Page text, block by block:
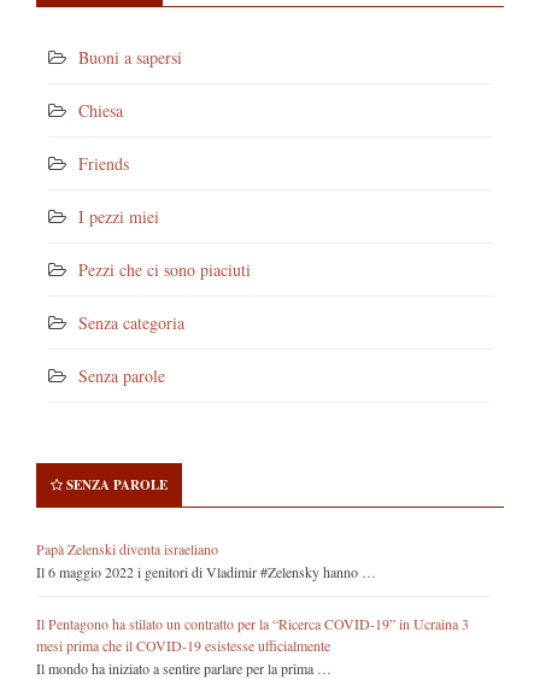
Buoni a sapersi
Chiesa
Friends
I pezzi miei
Pezzi che ci sono piaciuti
Senza categoria
Senza parole
SENZA PAROLE
Papà Zelenski diventa israeliano
Il 6 maggio 2022 i genitori di Vladimir #Zelensky hanno …
Il Pentagono ha stilato un contratto per la “Ricerca COVID-19” in Ucraina 3
mesi prima che il COVID-19 esistesse ufficialmente
Il mondo ha iniziato a sentire parlare per la prima …